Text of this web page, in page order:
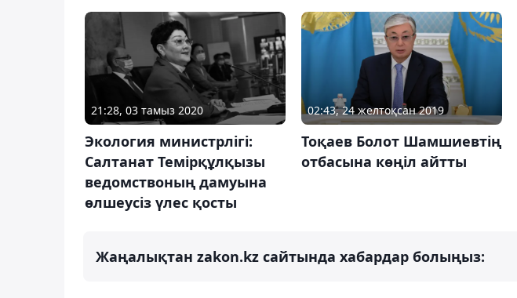
21:28, 03 тамыз 2020
Экология министрлігі:
Салтанат Темірқұлқызы
ведомствоның дамуына
өлшеусіз үлес қосты
02:43, 24 желтоқсан 2019
Тоқаев Болот Шамшиевтің
отбасына көңіл айтты
Жаңалықтан zakon.kz сайтында хабардар болыңыз: